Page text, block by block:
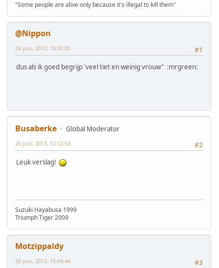
"Some people are alive only because it's illegal to kill them"
@Nippon
#1
26 juni, 2013, 10:55:05
dus als ik goed begrijp 'veel tiet en weinig vrouw" :mrgreen:
Busaberke
Global Moderator
#2
26 juni, 2013, 12:12:53
Leuk verslag!
Suzuki Hayabusa 1999
Triumph Tiger 2009
Motzippaldy
#3
26 juni, 2013, 15:04:44